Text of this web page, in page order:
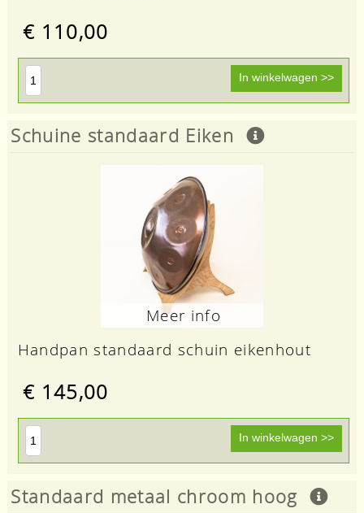
€ 110,00
Schuine standaard Eiken
Meer info
Handpan standaard schuin eikenhout
€ 145,00
Standaard metaal chroom hoog